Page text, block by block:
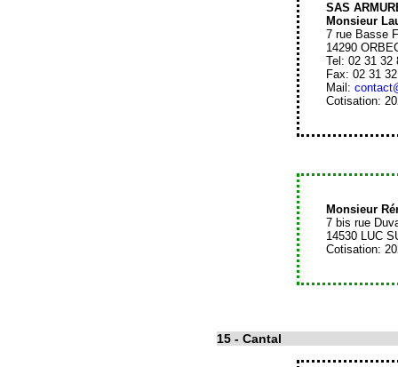
SAS
Monsieur
7 rue Basse
14290
Tel: 02 31 32
Fax: 02 31
Mail:
Cotisation:
Monsieur
7 bis rue
14530 LUC
Cotisation:
15 - Cantal